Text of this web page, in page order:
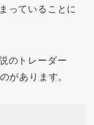
っていることに
のトレーダー
があります。